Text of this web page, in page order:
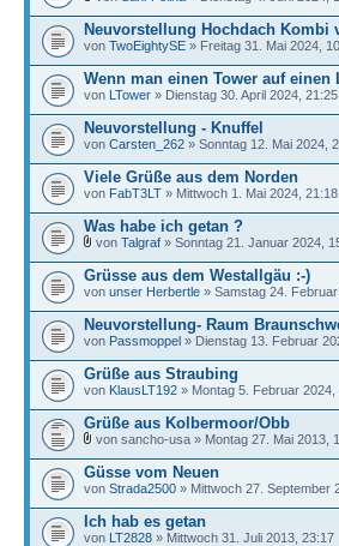
Neuvorstellung Hochdach Kombi
von TwoEightySE » Freitag 31. Mai 2024,
Wenn man einen Tower auf einen
von LTower » Dienstag 30. April 2024, 21:25
Neuvorstellung - Knuffel
von Carsten_262 » Sonntag 12. Mai 2024,
Viele Grüße aus dem Norden
von FabT3LT » Mittwoch 1. Mai 2024, 21:18
Was habe ich getan ?
von Talgraf » Sonntag 21. Januar 2024,
Grüsse aus dem Westallgäu :-)
von unser Herbertle » Samstag 24.
Neuvorstellung- Raum
von Passmoppel » Dienstag 13. Februar
Grüße aus Straubing
von KlausLT192 » Montag 5. Februar 2024,
Grüße aus Kolbermoor/Obb
von sancho-usa » Montag 27. Mai 2013,
Güsse vom Neuen
von Strada2500 » Mittwoch 27. September
Ich hab es getan
von LT2828 » Mittwoch 31. Juli 2013, 23:17